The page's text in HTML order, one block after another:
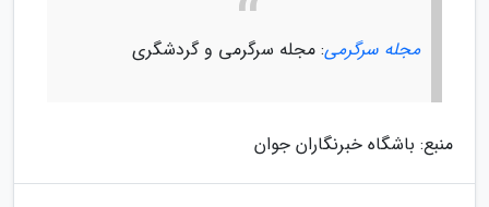
مجله سرگرمی: مجله سرگرمی و گردشگری
منبع: باشگاه خبرنگاران جوان